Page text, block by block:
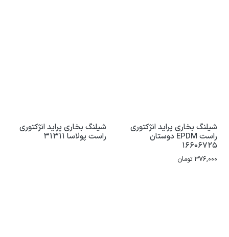
شیلنگ بخاری پراید انژکتوری
راست EPDM دوستان
16606725
376,000 تومان
شیلنگ بخاری پراید انژکتوری
راست پولاسا 31311